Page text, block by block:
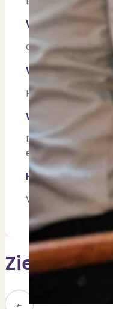
Waar word je
Gezelligheid met
Wat is jouw
Het strand en de
Wat vind je het
Dat ik mensen
einde komt.
Hoe zouden
Vrolijk,
Zie meer